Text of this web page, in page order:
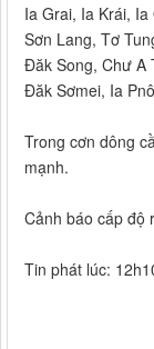
Ia Grai, Ia Krái,
Sơn Lang, Tơ
Đăk Song, Chư A
Đăk Sơmei, Ia
Trong cơn dông
mạnh.
Cảnh báo cấp độ
Tin phát lúc: